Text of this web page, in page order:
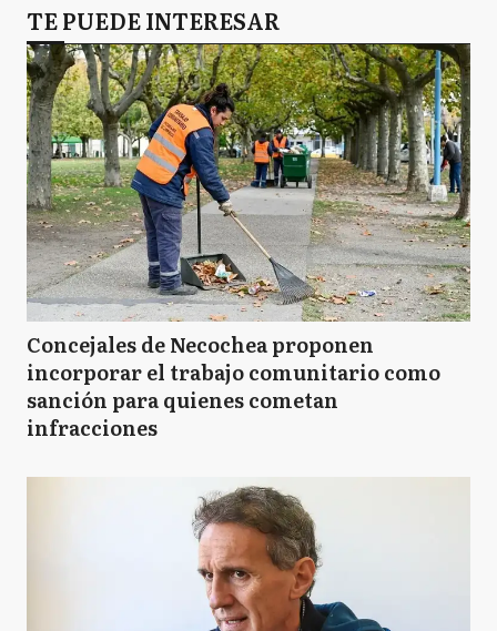
TE PUEDE INTERESAR
Concejales de Necochea proponen
incorporar el trabajo comunitario como
sanción para quienes cometan
infracciones